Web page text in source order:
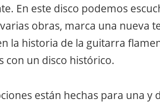
En este disco podemos
obras, marca una nueva
la historia de la guitarra
con un disco histórico.
están hechas para una